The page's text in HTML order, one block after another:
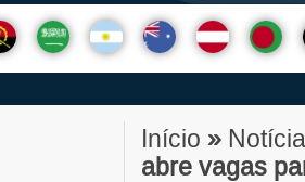
Início »
abre vagas